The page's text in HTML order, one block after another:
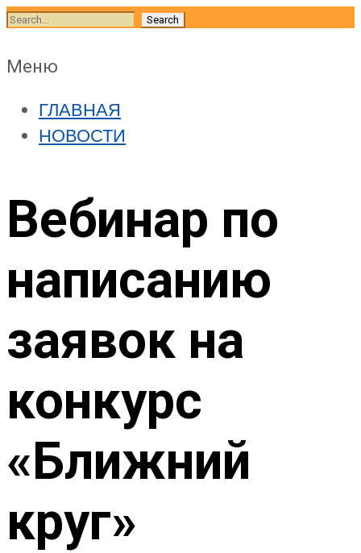
Skip
content
Search
Меню
content
ГЛАВНАЯ
НОВОСТИ
Вебинар по
написанию
заявок на
конкурс
«Ближний
круг»